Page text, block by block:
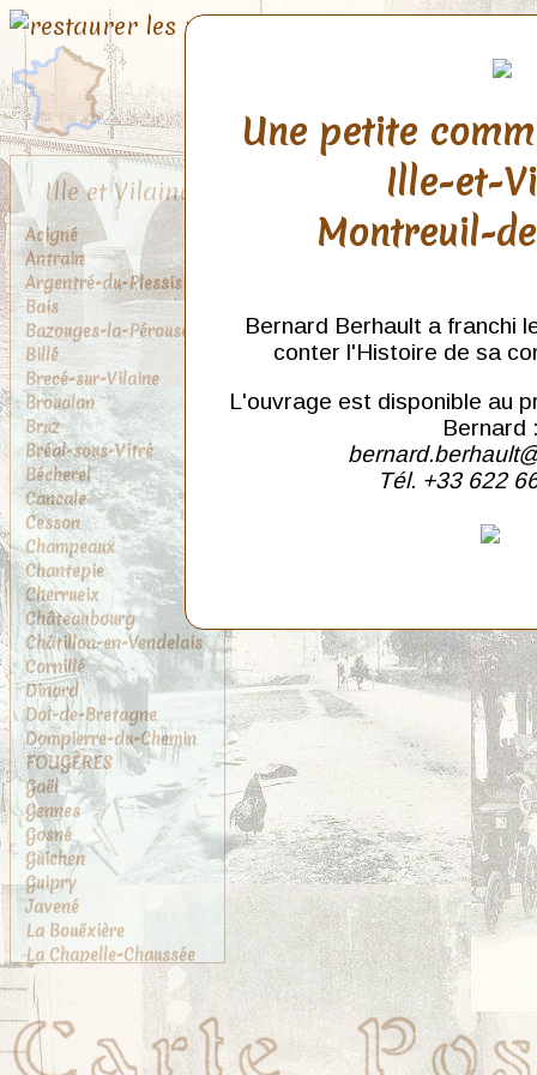
Ille et Vilaine
Acigné
Antrain
Argentré-du-Plessis
Bais
Bazouges-la-Pérouse
Billé
Brecé-sur-Vilaine
Broualan
Bruz
Bréal-sous-Vitré
Bécherel
Cancale
Cesson
Champeaux
Chantepie
Cherrueix
Châteaubourg
Châtillon-en-Vendelais
Cornillé
Dinard
Dol-de-Bretagne
Dompierre-du-Chemin
FOUGÈRES
Gaël
Gennes
Gosné
Guichen
Guipry
Javené
La Bouëxière
La Chapelle-Chaussée
La Chapelle-des-
La Gouesnière
La Rance
Une petite
Ille-et-
Montreuil-
Bernard Berhault a franchi
conter l'Histoire de sa
L'ouvrage est disponible au
Bernard
Tél. +33 622